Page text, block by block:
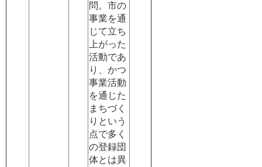
問。市の
事業を通
じて立ち
上がった
活動であ
り、かつ
事業活動
を通じた
まちづく
りという
点で多く
の登録団
体とは異